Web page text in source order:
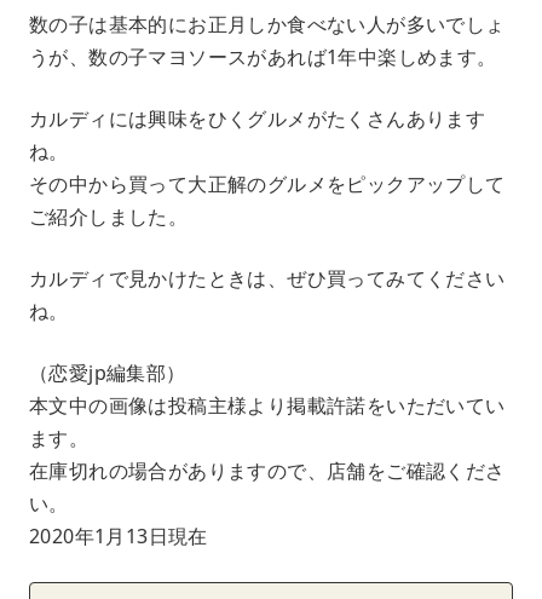
数の子は基本的にお正月しか食べない人が多いでしょ
うが、数の子マヨソースがあれば1年中楽しめます。
カルディには興味をひくグルメがたくさんあります
ね。
その中から買って大正解のグルメをピックアップして
ご紹介しました。
カルディで見かけたときは、ぜひ買ってみてください
ね。
（恋愛jp編集部）
本文中の画像は投稿主様より掲載許諾をいただいてい
ます。
在庫切れの場合がありますので、店舗をご確認くださ
い。
2020年1月13日現在